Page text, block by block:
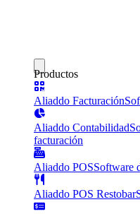
Productos
Aliaddo Facturación
Aliaddo Contabilidad
facturación
Aliaddo POSSoftware
Aliaddo POS Restobar